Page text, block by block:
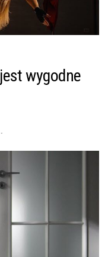
wygodne